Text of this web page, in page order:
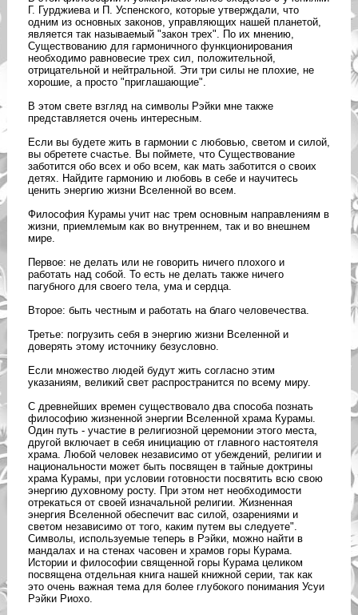
Г. Гурджиева и П. Успенского, которые утверждали, что
одним из основных законов, управляющих нашей планетой,
является так называемый "закон трех". По их мнению,
Существованию для гармоничного функционирования
необходимо равновесие трех сил, положительной,
отрицательной и нейтральной. Эти три силы не плохие, не
хорошие, а просто "приглашающие".
В этом свете взгляд на символы Рэйки мне также
представляется очень интересным.
Если вы будете жить в гармонии с любовью, светом и силой,
вы обретете счастье. Вы поймете, что Существование
заботится обо всех и обо всем, как мать заботится о своих
детях. Найдите гармонию и любовь в себе и научитесь
ценить энергию жизни Вселенной во всем.
Философия Курамы учит нас трем основным направлениям в
жизни, приемлемым как во внутреннем, так и во внешнем
мире.
Первое: не делать или не говорить ничего плохого и
работать над собой. То есть не делать также ничего
пагубного для своего тела, ума и сердца.
Второе: быть честным и работать на благо человечества.
Третье: погрузить себя в энергию жизни Вселенной и
доверять этому источнику безусловно.
Если множество людей будут жить согласно этим
указаниям, великий свет распространится по всему миру.
С древнейших времен существовало два способа познать
философию жизненной энергии Вселенной храма Курамы.
Один путь - участие в религиозной церемонии этого места,
другой включает в себя инициацию от главного настоятеля
храма. Любой человек независимо от убеждений, религии и
национальности может быть посвящен в тайные доктрины
храма Курамы, при условии готовности посвятить всю свою
энергию духовному росту. При этом нет необходимости
отрекаться от своей изначальной религии. Жизненная
энергия Вселенной обеспечит вас силой, озарениями и
светом независимо от того, каким путем вы следуете".
Символы, используемые теперь в Рэйки, можно найти в
мандалах и на стенах часовен и храмов горы Курама.
Истории и философии священной горы Курама целиком
посвящена отдельная книга нашей книжной серии, так как
это очень важная тема для более глубокого понимания Усуи
Рэйки Риохо.